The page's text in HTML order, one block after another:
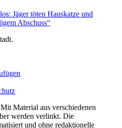
Jäger töten Hauskatze und
Abschuss“
Material aus verschiedenen
werden verlinkt. Die
und ohne redaktionelle